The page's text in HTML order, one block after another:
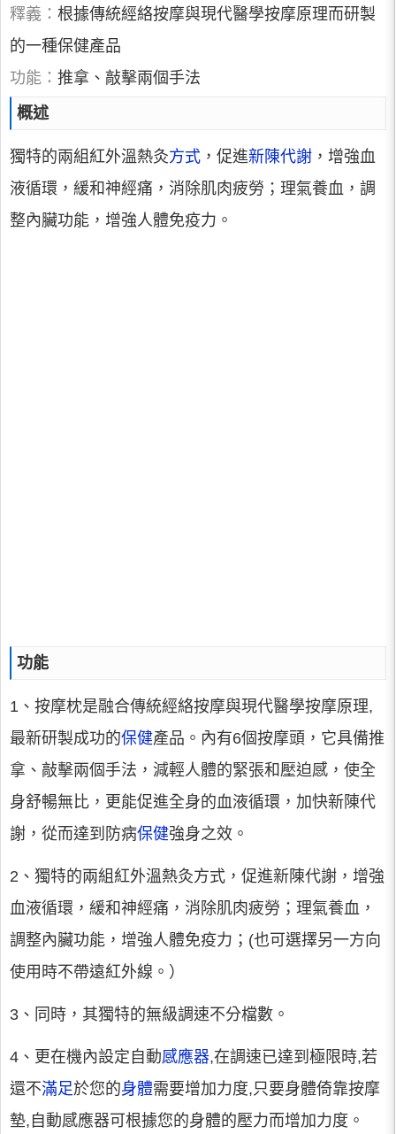
釋義： 根據傳統經絡按摩與現代醫學按摩原理而研製
的一種保健產品
功能： 推拿、敲擊兩個手法
概述
獨特的兩組紅外溫熱灸方式 ，促進新陳代謝 ，增強血
液循環，緩和神經痛，消除肌肉疲勞；理氣養血，調
整內臟功能，增強人體免疫力。
功能
1、按摩枕是融合傳統經絡按摩與現代醫學按摩原理,
最新研製成功的保健產品。內有6個按摩頭，它具備推
拿、敲擊兩個手法，減輕人體的緊張和壓迫感，使全
身舒暢無比，更能促進全身的血液循環，加快新陳代
謝，從而達到防病保健強身之效。
2、獨特的兩組紅外溫熱灸方式，促進新陳代謝，增強
血液循環，緩和神經痛，消除肌肉疲勞；理氣養血，
調整內臟功能，增強人體免疫力；(也可選擇另一方向
使用時不帶遠紅外線。）
3、同時，其獨特的無級調速不分檔數。
4、更在機內設定自動感應器,在調速已達到極限時,若
還不滿足於您的身體需要增加力度,只要身體倚靠按摩
墊,自動感應器可根據您的身體的壓力而增加力度。